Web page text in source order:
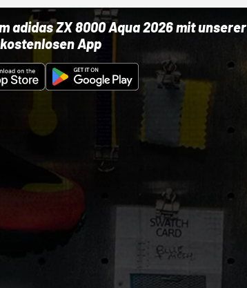
adidas ZX 8000 Aqua 2026 mit unserer
kostenlosen App